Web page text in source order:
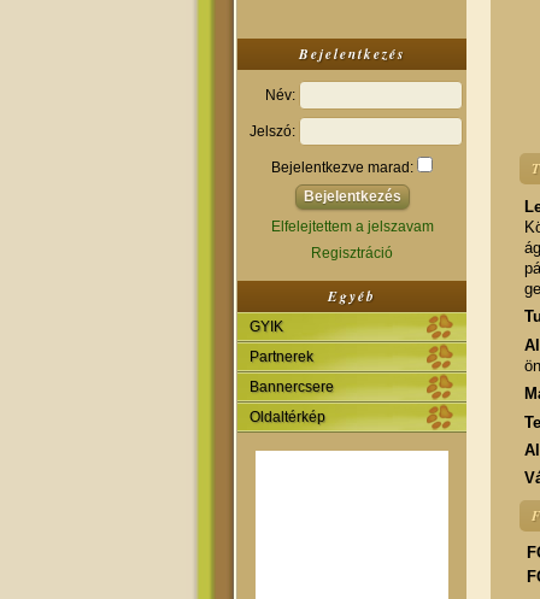
Bejelentkezés
Név:
Jelszó:
Bejelentkezve marad:
Elfelejtettem a jelszavam
Regisztráció
Egyéb
GYIK
Partnerek
Bannercsere
Oldaltérkép